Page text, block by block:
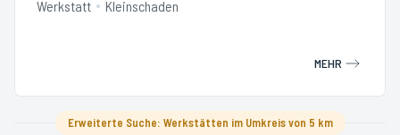
Werkstatt Kleinschaden
MEHR
Erweiterte Suche: Werkstätten im Umkreis von 5 km